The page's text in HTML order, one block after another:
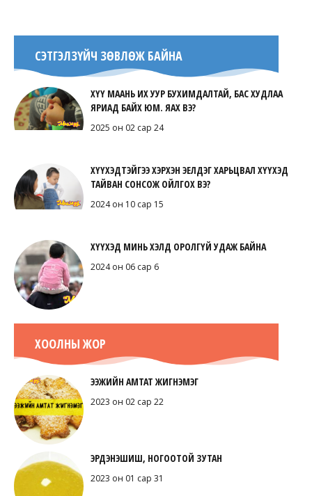
СЭТГЭЛЗҮЙЧ ЗӨВЛӨЖ БАЙНА
ХҮҮ МААНЬ ИХ УУР БУХИМДАЛТАЙ, БАС ХУДЛАА
ЯРИАД БАЙХ ЮМ. ЯАХ ВЭ?
2025 он 02 сар 24
ХҮҮХЭДТЭЙГЭЭ ХЭРХЭН ЭЕЛДЭГ ХАРЬЦВАЛ ХҮҮХЭД
ТАЙВАН СОНСОЖ ОЙЛГОХ ВЭ?
2024 он 10 сар 15
ХҮҮХЭД МИНЬ ХЭЛД ОРОЛГҮЙ УДАЖ БАЙНА
2024 он 06 сар 6
ХООЛНЫ ЖОР
ЭЭЖИЙН АМТАТ ЖИГНЭМЭГ
2023 он 02 сар 22
ЭРДЭНЭШИШ, НОГООТОЙ ЗУТАН
2023 он 01 сар 31